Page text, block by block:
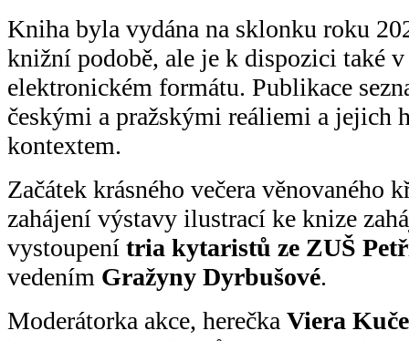
Kniha byla vydána na sklonku roku
knižní podobě, ale je k dispozici také v
elektronickém formátu. Publikace
českými a pražskými reáliemi a jejich
kontextem.
Začátek krásného večera věnovaného
zahájení výstavy ilustrací ke knize
vystoupení tria kytaristů ze ZUŠ
vedením Gražyny Dyrbušové.
Moderátorka akce, herečka Viera